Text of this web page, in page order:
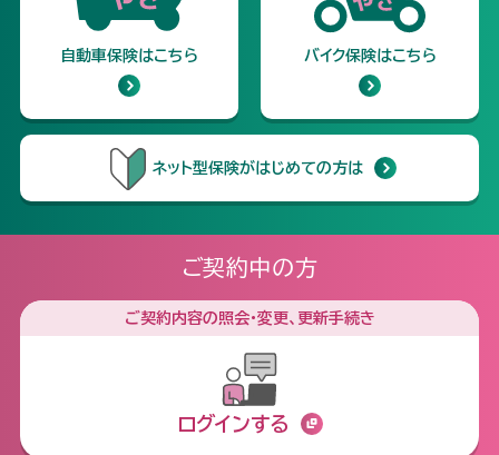
の国際規格「ISO10002」へ
改善したケース
況
保険契約の確認・調査等につい
各寄付先団体
『三井ダイレクト損保つよやさ
金
リスク管理とコンプライアンス
三井ダイレクト損保 CM紹介ペ
MS&ADインシュアランス グ
ループについて
方針/ポリシー
方針/ポリシー トップ
の取扱いに関する基本方針
SNS公式アカウントのご利用
利益相反管理方針
内部統制システムに関する方針
アセットオーナー・プリンシプル
お客さま第一の業務運営に関
お見積もりや保険に関するお問い合わせはこちら
コンシェルジュデスク
0120-834-321
9：00～18：00（年末年始を除く）
メニューを閉じる
自動車保険はこちら バイク保険はこちら
ネット型保険がはじめての方は
ご契約中の方
ご契約内容の照会・変更、更新手続き
ログインする